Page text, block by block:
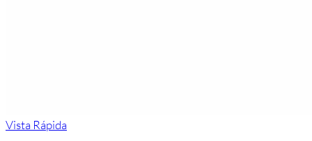
Vista Rápida